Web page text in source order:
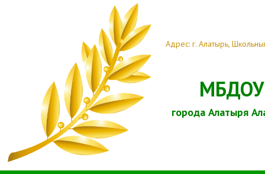
Адрес: г. Алатырь,
МБДОУ
города Алатыря